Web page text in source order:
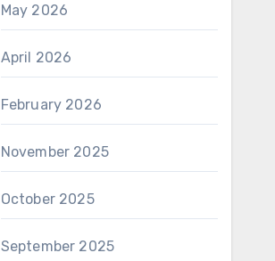
May 2026
April 2026
February 2026
November 2025
October 2025
September 2025